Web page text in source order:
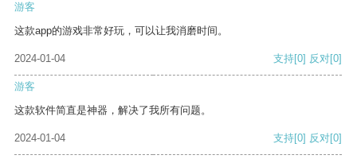
游客
这款app的游戏非常好玩，可以让我消磨时间。
2024-01-04 支持[0] 反对[0]
游客
这款软件简直是神器，解决了我所有问题。
2024-01-04 支持[0] 反对[0]